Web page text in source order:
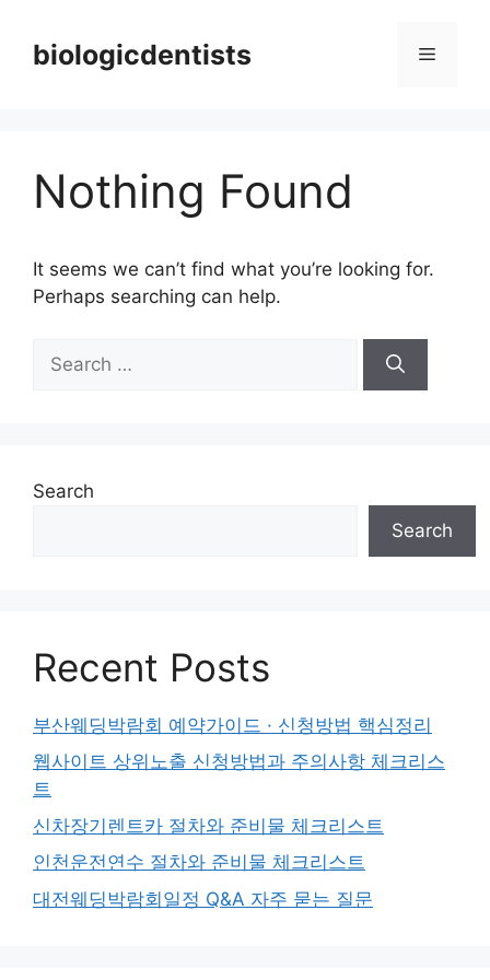
contentbiologicdentists Menu
Nothing Found
It seems we can’t find what you’re looking for.
Perhaps searching can help.
for:
Search
Search
Recent Posts
부산웨딩박람회 예약가이드 · 신청방법 핵심정리
웹사이트 상위노출 신청방법과 주의사항 체크리스
트
신차장기렌트카 절차와 준비물 체크리스트
인천운전연수 절차와 준비물 체크리스트
대전웨딩박람회일정 Q&A 자주 묻는 질문